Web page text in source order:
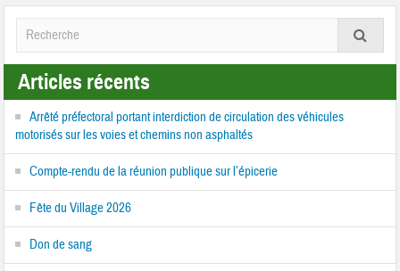
Articles récents
Arrêté préfectoral portant interdiction de circulation des véhicules
motorisés sur les voies et chemins non asphaltés
Compte-rendu de la réunion publique sur l’épicerie
Fête du Village 2026
Don de sang